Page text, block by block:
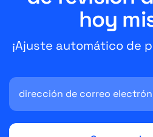
hoy
¡Ajuste automático de